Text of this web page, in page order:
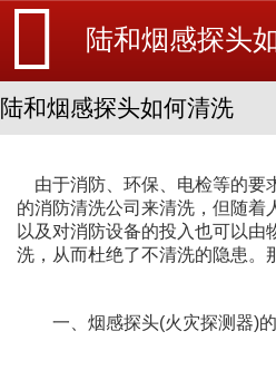
陆和烟感探头如何清洗
由于消防、环保、电检等的要
的消防清洗公司来清洗，但随着
以及对消防设备的投入也可以由
洗，从而杜绝了不清洗的隐患。
一、烟感探头(火灾探测器)的